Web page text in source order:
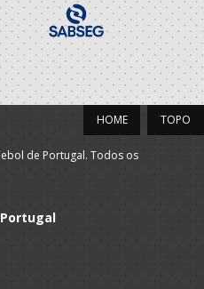
TOPO
HOME
de Portugal. Todos os